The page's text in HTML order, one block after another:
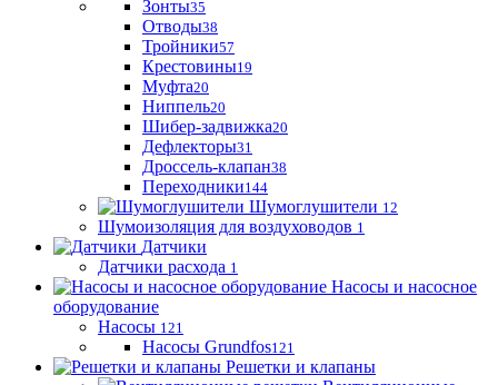
Зонты35
Отводы38
Тройники57
Крестовины19
Муфта20
Ниппель20
Шибер-задвижка20
Дефлекторы31
Дроссель-клапан38
Переходники144
Шумоглушители 12
Шумоизоляция для воздуховодов 1
Датчики
Датчики расхода 1
Насосы и насосное
оборудование
Насосы 121
Насосы Grundfos121
Решетки и клапаны